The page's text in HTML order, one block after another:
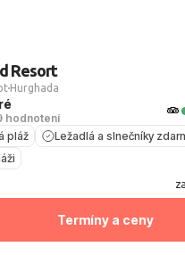
Resort
Hurghada
hodnotení
pláž
Ležadlá a slnečníky
Termíny a ceny